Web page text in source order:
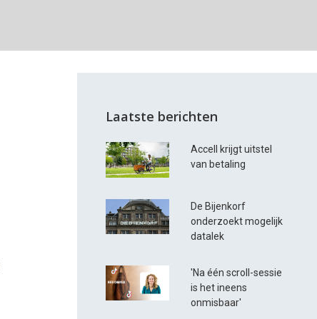
Laatste berichten
Accell krijgt uitstel
van betaling
De Bijenkorf
onderzoekt mogelijk
datalek
'Na één scroll-sessie
is het ineens
onmisbaar'